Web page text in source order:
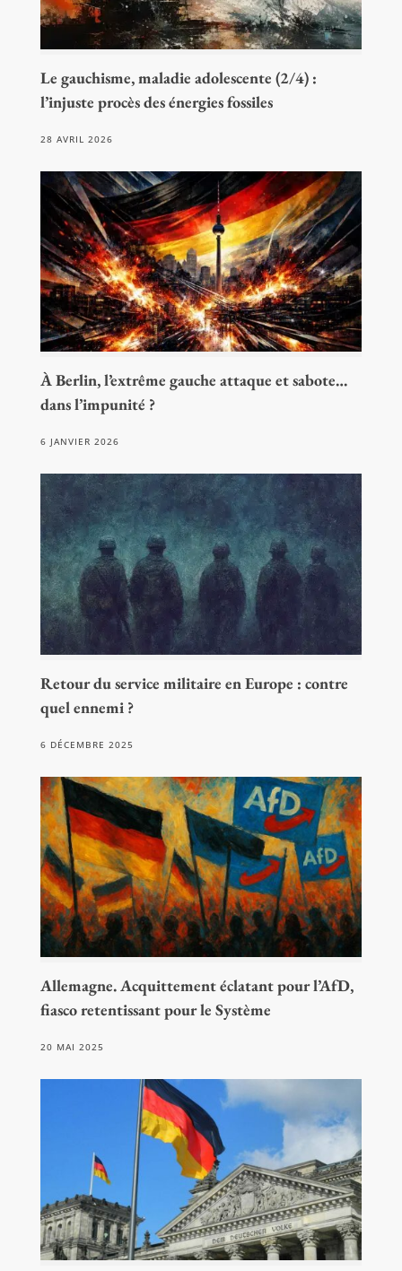
Le gauchisme, maladie adolescente (2/4) :
l’injuste procès des énergies fossiles
28 AVRIL 2026
À Berlin, l’extrême gauche attaque et sabote…
dans l’impunité ?
6 JANVIER 2026
Retour du service militaire en Europe : contre
quel ennemi ?
6 DÉCEMBRE 2025
Allemagne. Acquittement éclatant pour l’AfD,
fiasco retentissant pour le Système
20 MAI 2025